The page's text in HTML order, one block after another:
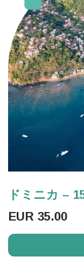
ドミニカ –
EUR 35.00